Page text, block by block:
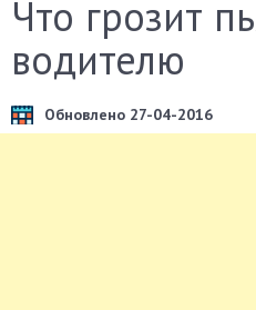
Что грозит
водителю
Обновлено 27-04-2016